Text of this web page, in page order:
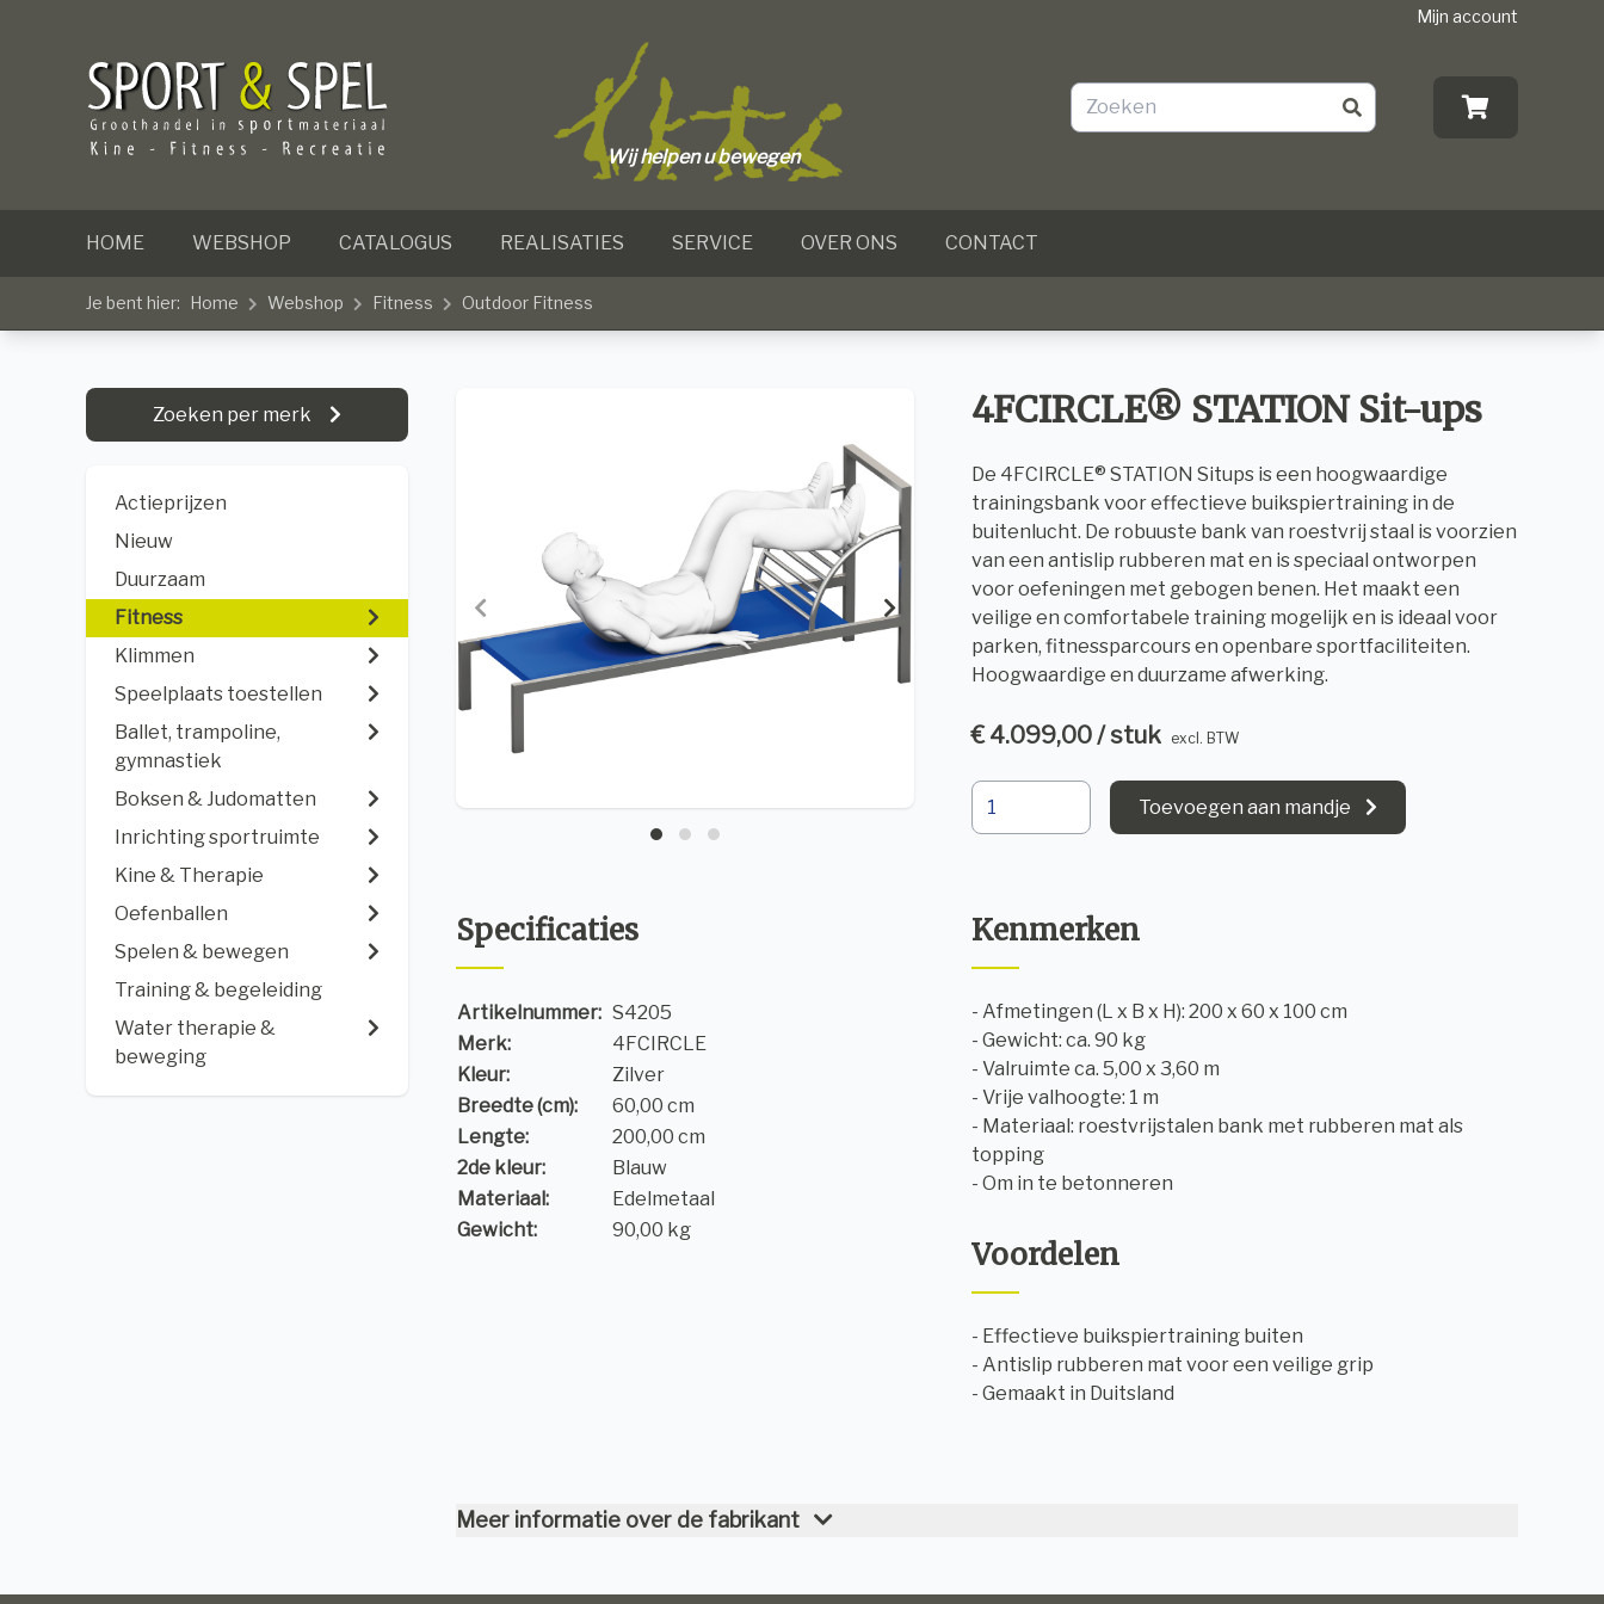
Mijn account
Wij helpen u bewegen
HOME WEBSHOP CATALOGUS REALISATIES SERVICE OVER ONS CONTACT
Je bent hier: Home Webshop Fitness Outdoor Fitness
Zoeken per merk
Actieprijzen
Nieuw
Duurzaam
Fitness
Klimmen
Speelplaats toestellen
Ballet, trampoline,
gymnastiek
Boksen & Judomatten
Inrichting sportruimte
Kine & Therapie
Oefenballen
Spelen & bewegen
Training & begeleiding
Water therapie &
beweging
4FCIRCLE® STATION Sit-ups
De 4FCIRCLE® STATION Situps is een hoogwaardige
trainingsbank voor effectieve buikspiertraining in de
buitenlucht. De robuuste bank van roestvrij staal is voorzien
van een antislip rubberen mat en is speciaal ontworpen
voor oefeningen met gebogen benen. Het maakt een
veilige en comfortabele training mogelijk en is ideaal voor
parken, fitnessparcours en openbare sportfaciliteiten.
Hoogwaardige en duurzame afwerking.
€ 4.099,00 / stuk excl. BTW
Toevoegen aan mandje
Specificaties
Artikelnummer: S4205
Merk:
4FCIRCLE
Kleur:
Zilver
Breedte (cm):
60,00 cm
Lengte:
200,00 cm
2de kleur:
Blauw
Materiaal:
Edelmetaal
Gewicht:
90,00 kg
Kenmerken
- Afmetingen (L x B x H): 200 x 60 x 100 cm
- Gewicht: ca. 90 kg
- Valruimte ca. 5,00 x 3,60 m
- Vrije valhoogte: 1 m
- Materiaal: roestvrijstalen bank met rubberen mat als
topping
- Om in te betonneren
Voordelen
- Effectieve buikspiertraining buiten
- Antislip rubberen mat voor een veilige grip
- Gemaakt in Duitsland
Meer informatie over de fabrikant